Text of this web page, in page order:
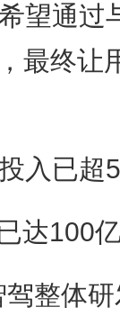
望通过
最终让
入已超
达100
整体